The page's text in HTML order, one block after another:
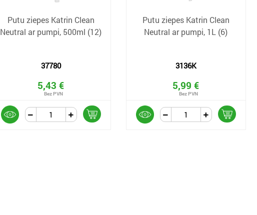
Putu ziepes Katrin Clean
Neutral ar pumpi, 500ml (12)
37780
5,43 €
Putu ziepes Katrin Clean
Neutral ar pumpi, 1L (6)
3136K
5,99 €